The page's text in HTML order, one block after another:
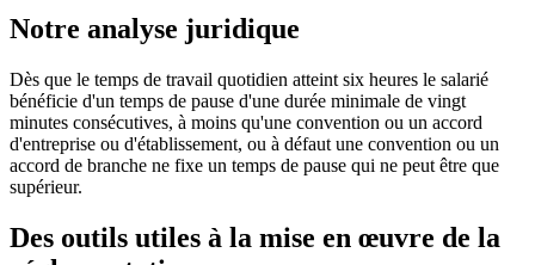
Notre analyse juridique
Dès que le temps de travail quotidien atteint six heures le salarié
bénéficie d'un temps de pause d'une durée minimale de vingt
minutes consécutives, à moins qu'une convention ou un accord
d'entreprise ou d'établissement, ou à défaut une convention ou un
accord de branche ne fixe un temps de pause qui ne peut être que
supérieur.
Des outils utiles à la mise en œuvre de la